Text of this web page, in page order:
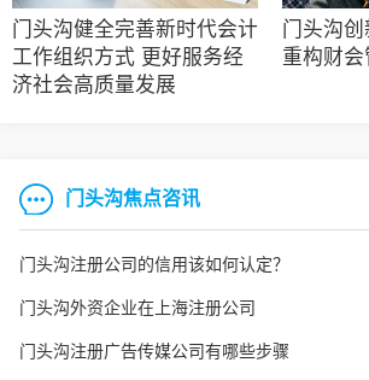
门头沟健全完善新时代会计
工作组织方式 更好服务经
济社会高质量发展
门头沟
重构财
门头沟焦点咨讯
门头沟注册公司的信用该如何认定？
门头沟外资企业在上海注册公司
门头沟注册广告传媒公司有哪些步骤